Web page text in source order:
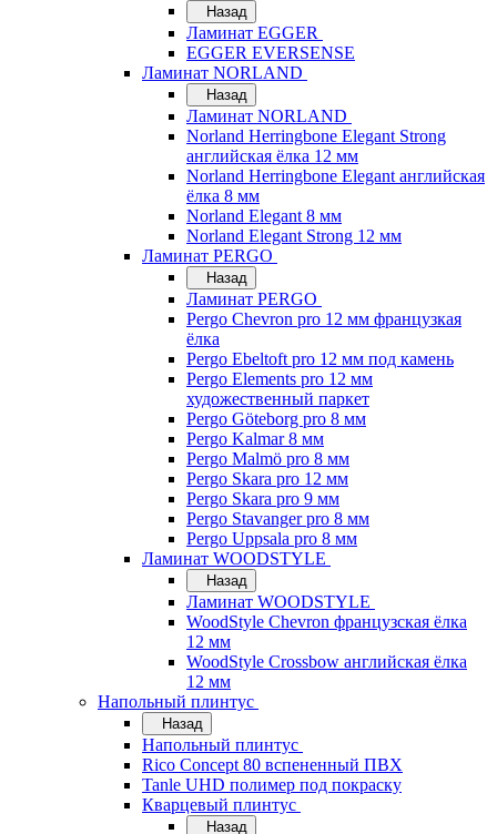
Назад
Ламинат EGGER
EGGER EVERSENSE
Ламинат NORLAND
Назад
Ламинат NORLAND
Norland Herringbone Elegant Strong
английская ёлка 12 мм
Norland Herringbone Elegant английская
ёлка 8 мм
Norland Elegant 8 мм
Norland Elegant Strong 12 мм
Ламинат PERGO
Назад
Ламинат PERGO
Pergo Chevron pro 12 мм французкая
ёлка
Pergo Ebeltoft pro 12 мм под камень
Pergo Elements pro 12 мм
художественный паркет
Pergo Göteborg pro 8 мм
Pergo Kalmar 8 мм
Pergo Malmö pro 8 мм
Pergo Skara pro 12 мм
Pergo Skara pro 9 мм
Pergo Stavanger pro 8 мм
Pergo Uppsala pro 8 мм
Ламинат WOODSTYLE
Назад
Ламинат WOODSTYLE
WoodStyle Chevron французская ёлка
12 мм
WoodStyle Crossbow английская ёлка
12 мм
Напольный плинтус
Назад
Напольный плинтус
Rico Concept 80 вспененный ПВХ
Tanle UHD полимер под покраску
Кварцевый плинтус
Назад